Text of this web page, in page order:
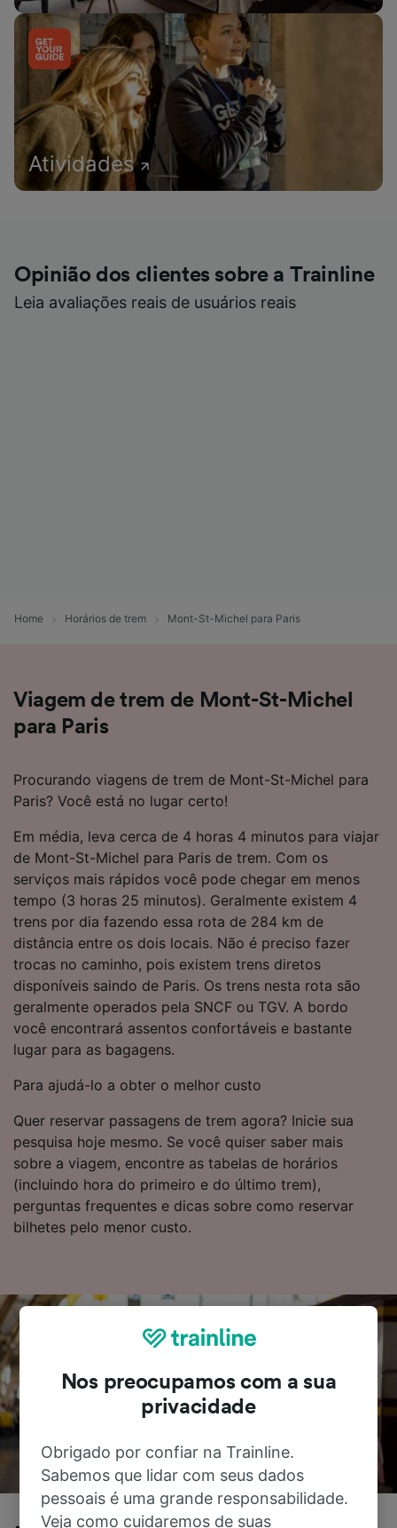
Atividades
Opinião dos clientes sobre a Trainline
Leia avaliações reais de usuários reais
Home Horários de trem Mont-St-Michel para Paris
Viagem de trem de Mont-St-Michel
para Paris
Procurando viagens de trem de Mont-St-Michel para
Paris? Você está no lugar certo!
Em média, leva cerca de 4 horas 4 minutos para viajar
de Mont-St-Michel para Paris de trem. Com os
serviços mais rápidos você pode chegar em menos
tempo (3 horas 25 minutos). Geralmente existem 4
trens por dia fazendo essa rota de 284 km de
distância entre os dois locais. Não é preciso fazer
trocas no caminho, pois existem trens diretos
disponíveis saindo de Paris. Os trens nesta rota são
geralmente operados pela SNCF ou TGV. A bordo
você encontrará assentos confortáveis e bastante
lugar para as bagagens.
Para ajudá-lo a obter o melhor custo
Quer reservar passagens de trem agora? Inicie sua
pesquisa hoje mesmo. Se você quiser saber mais
sobre a viagem, encontre as tabelas de horários
(incluindo hora do primeiro e do último trem),
perguntas frequentes e dicas sobre como reservar
bilhetes pelo menor custo.
Nos preocupamos com a sua
privacidade
Obrigado por confiar na Trainline.
Sabemos que lidar com seus dados
pessoais é uma grande responsabilidade.
Veja como cuidaremos de suas